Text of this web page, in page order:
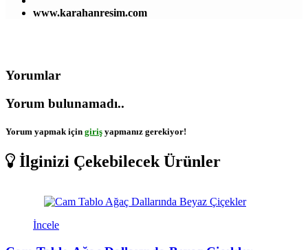
www.karahanresim.com
Yorumlar
Yorum bulunamadı..
Yorum yapmak için giriş yapmanız gerekiyor!
İlginizi Çekebilecek Ürünler
İncele